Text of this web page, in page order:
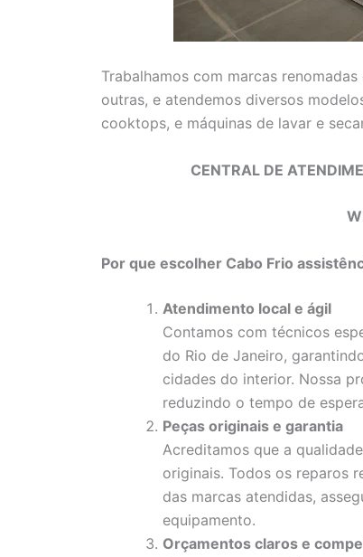
Trabalhamos com marcas renomadas
outras, e atendemos diversos
cooktops, e máquinas de lavar e
CENTRAL DE
Por que escolher Cabo Frio
Atendimento local e ágil
Contamos com técnicos
do Rio de Janeiro,
cidades do interior. Nossa
reduzindo o tempo de
Peças originais e garantia
Acreditamos que a
originais. Todos os reparos
das marcas atendidas,
equipamento.
Orçamentos claros e